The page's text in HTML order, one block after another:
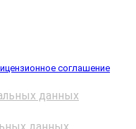
соглашение
данных